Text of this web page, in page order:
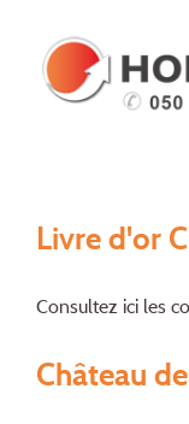
Livre d'or
Consultez ici les
Château